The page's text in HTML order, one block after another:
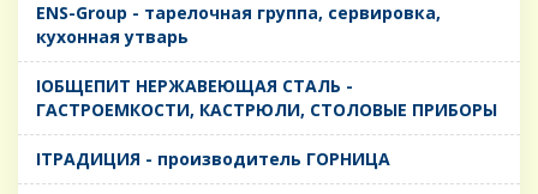
ENS-Group - тарелочная группа, сервировка,
кухонная утварь
IОБЩЕПИТ НЕРЖАВЕЮЩАЯ СТАЛЬ -
ГАСТРОЕМКОСТИ, КАСТРЮЛИ, СТОЛОВЫЕ ПРИБОРЫ
IТРАДИЦИЯ - производитель ГОРНИЦА